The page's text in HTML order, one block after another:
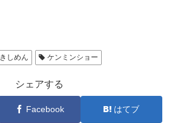
きしめん ケンミンショー
シェアする
Facebook はてブ